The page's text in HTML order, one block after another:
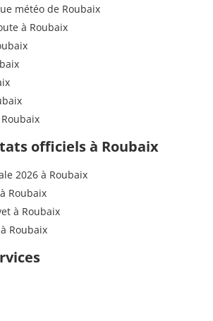
météo de Roubaix
à Roubaix
officiels à Roubaix
2026 à Roubaix
Roubaix
à Roubaix
Roubaix